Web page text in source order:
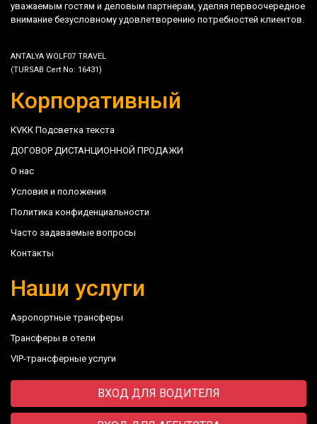
уважаемым гостям и деловым партнерам, уделяя первоочередное
внимание безусловному удовлетворению потребностей клиентов.
ANTALYA WOLF07 TRAVEL
(TURSAB Cert No: 16431)
Корпоративный
КVКК Подсветка текста
ДОГОВОР ДИСТАНЦИОННОЙ ПРОДАЖИ
О нас
Условия и положения
Политика конфиденциальности
Часто задаваемые вопросы
Контакты
Наши услуги
Аэропортные трансферы
Трансферы в отели
VIP-трансферные услуги
ВХОД ДЛЯ ВОДИТЕЛЯ